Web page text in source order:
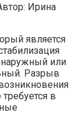
Ирина
является
наружный или
Разрыв
в